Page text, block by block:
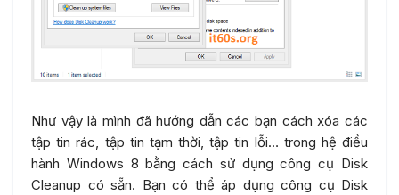
Như vậy là mình đã hướng dẫn các bạn cách xóa các
tập tin rác, tập tin tạm thời, tập tin lỗi… trong hệ điều
hành Windows 8 bằng cách sử dụng công cụ Disk
Cleanup có sẵn. Bạn có thể áp dụng công cụ Disk